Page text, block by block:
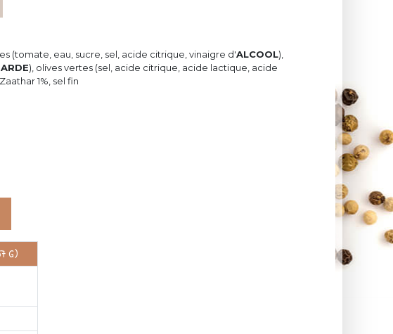
(tomate, eau, sucre, sel, acide citrique, vinaigre d'ALCOOL),
), olives vertes (sel, acide citrique, acide lactique, acide
1%, sel fin
G)